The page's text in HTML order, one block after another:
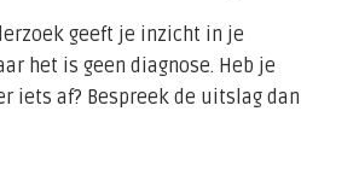
geeft je inzicht in je
het is geen diagnose. Heb je
iets af? Bespreek de uitslag dan